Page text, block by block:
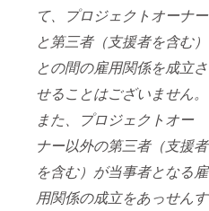
て、プロジェクトオーナー
と第三者（支援者を含む）
との間の雇用関係を成立さ
せることはございません。
また、プロジェクトオー
ナー以外の第三者（支援者
を含む）が当事者となる雇
用関係の成立をあっせんす